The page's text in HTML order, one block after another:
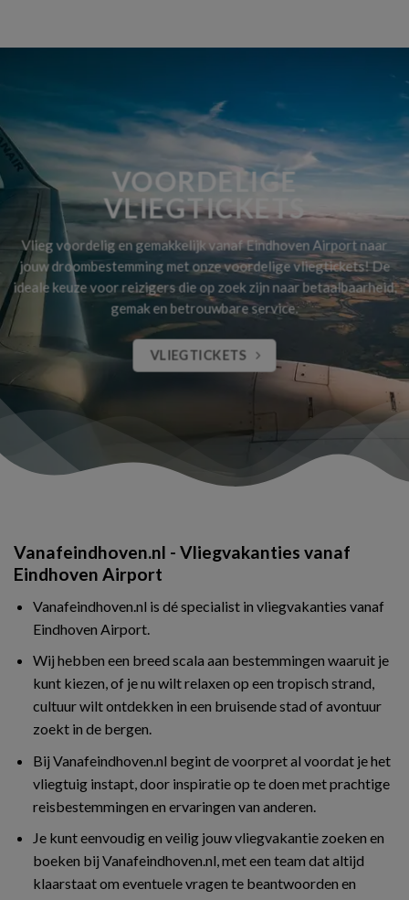
VOORDELIGE
VLIEGTICKETS
Vlieg voordelig en gemakkelijk vanaf Eindhoven Airport naar
jouw droombestemming met onze voordelige vliegtickets! De
ideale keuze voor reizigers die op zoek zijn naar betaalbaarheid,
gemak en betrouwbare service.
VLIEGTICKETS
Vanafeindhoven.nl - Vliegvakanties vanaf
Eindhoven Airport
Vanafeindhoven.nl is dé specialist in vliegvakanties vanaf
Eindhoven Airport.
Wij hebben een breed scala aan bestemmingen waaruit je
kunt kiezen, of je nu wilt relaxen op een tropisch strand,
cultuur wilt ontdekken in een bruisende stad of avontuur
zoekt in de bergen.
Bij Vanafeindhoven.nl begint de voorpret al voordat je het
vliegtuig instapt, door inspiratie op te doen met prachtige
reisbestemmingen en ervaringen van anderen.
Je kunt eenvoudig en veilig jouw vliegvakantie zoeken en
boeken bij Vanafeindhoven.nl, met een team dat altijd
klaarstaat om eventuele vragen te beantwoorden en